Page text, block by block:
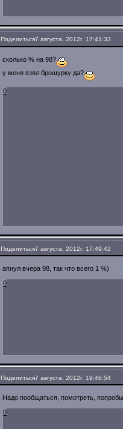
Поделиться7 августа, 2012г. 17:41:33
сколько % на 98?
у меня взял брошурку да?
0
Поделиться7 августа, 2012г. 17:49:42
апнул вчера 98, так что всего 1 %)
0
Поделиться7 августа, 2012г. 19:46:54
Надо пообщаться, помотреть,
0